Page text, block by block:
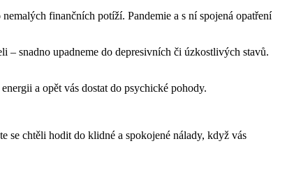
finančních potíží. Pandemie a s ní spojená opatření
– snadno upadneme do depresivních či úzkostlivých stavů.
a opět vás dostat do psychické pohody.
se chtěli hodit do klidné a spokojené nálady, když vás